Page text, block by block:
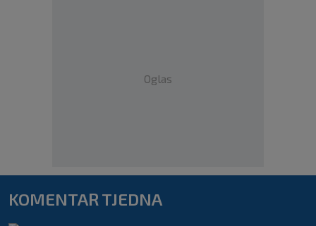
Oglas
KOMENTAR TJEDNA